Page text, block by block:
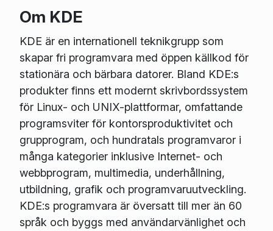
Om KDE
KDE är en internationell teknikgrupp som
skapar fri programvara med öppen källkod för
stationära och bärbara datorer. Bland KDE:s
produkter finns ett modernt skrivbordssystem
för Linux- och UNIX-plattformar, omfattande
programsviter för kontorsproduktivitet och
grupprogram, och hundratals programvaror i
många kategorier inklusive Internet- och
webbprogram, multimedia, underhållning,
utbildning, grafik och programvaruutveckling.
KDE:s programvara är översatt till mer än 60
språk och byggs med användarvänlighet och